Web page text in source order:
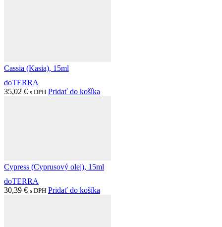
Cassia (Kasia), 15ml
doTERRA
35,02 € s DPH Pridať do košíka
Cypress (Cyprusový olej), 15ml
doTERRA
30,39 € s DPH Pridať do košíka